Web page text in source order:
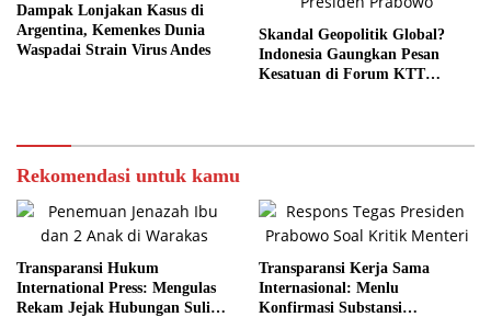
Dampak Lonjakan Kasus di
Argentina, Kemenkes Dunia
Waspadai Strain Virus Andes
Skandal Geopolitik Global?
Indonesia Gaungkan Pesan
Kesatuan di Forum KTT
Rekomendasi untuk kamu
Transparansi Hukum
International Press: Mengulas
Rekam Jejak Hubungan Suli
Transparansi Kerja Sama
Internasional: Menlu
Konfirmasi Substansi